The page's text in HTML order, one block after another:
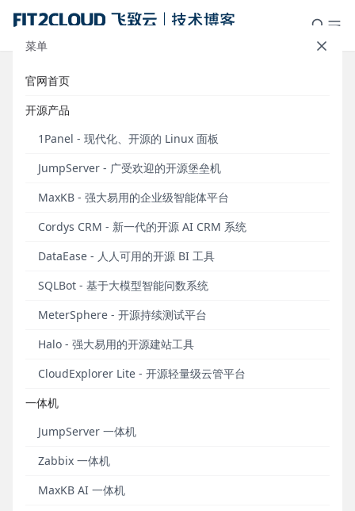
菜单
官网首页
开源产品
1Panel - 现代化、开源的 Linux 面板
JumpServer - 广受欢迎的开源堡垒机
MaxKB - 强大易用的企业级智能体平台
Cordys CRM - 新一代的开源 AI CRM 系统
DataEase - 人人可用的开源 BI 工具
SQLBot - 基于大模型智能问数系统
MeterSphere - 开源持续测试平台
Halo - 强大易用的开源建站工具
CloudExplorer Lite - 开源轻量级云管平台
一体机
JumpServer 一体机
Zabbix 一体机
MaxKB AI 一体机
1Panel AI网关：企业级AI流量调度
中枢
也伴生出现了模型使用混乱、成本失控、数据泄露等
问题。2026年5月28日发布的1Panel企业版提供了
网关能够帮助企业用户合理、安全地运营AI流量，让企
业的AI落地之旅更加安全、可控和高效。
1Panel AI网关为企业内部AI应用和模型调用提供统一
统计与内容合规四大核心能力。用户可以通过1Panel
AI网关统一接入各大主流模型，精细化管控团队权限与
和调用配置不断增多，也越来越分散，管理难度持续
增加。1Panel AI网关提供模型代理功能，帮助企业统